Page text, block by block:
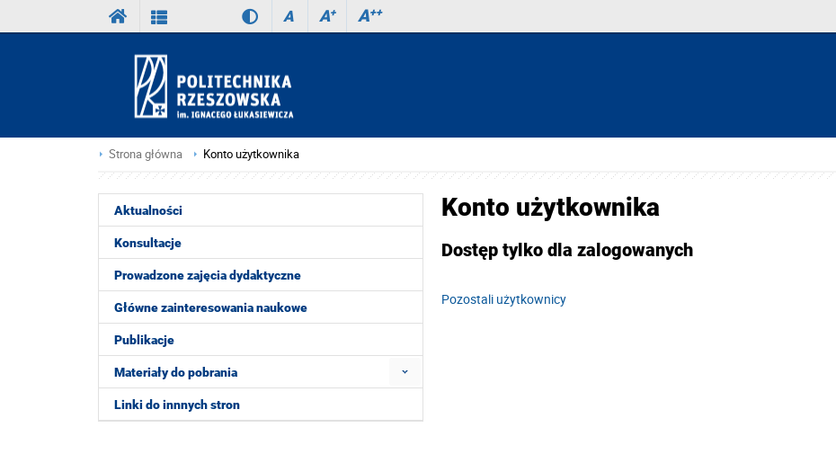
A A+ A++
Strona główna Konto użytkownika
Aktualności
Konsultacje
Prowadzone zajęcia dydaktyczne
Główne zainteresowania naukowe
Publikacje
Materiały do pobrania
Linki do innnych stron
Konto użytkownika
Dostęp tylko dla zalogowanych
Pozostali użytkownicy